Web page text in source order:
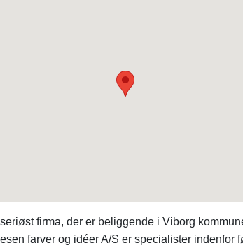
firma, der er beliggende i Viborg
farver og idéer A/S er specialister indenfor